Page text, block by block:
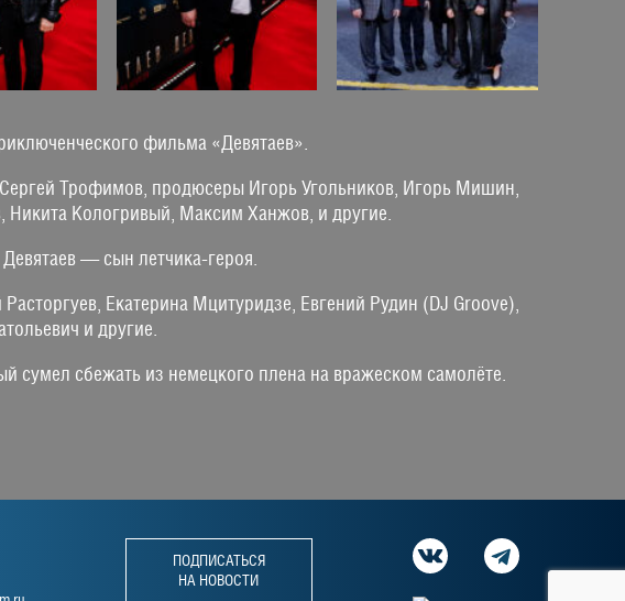
фильма «Девятаев».
Трофимов, продюсеры Игорь Угольников, Игорь Мишин,
Кологривый, Максим Ханжов, и другие.
Девятаев — сын летчика-героя.
Екатерина Мцитуридзе, Евгений Рудин (DJ Groove),
и другие.
сумел сбежать из немецкого плена на вражеском самолёте.
ПОДПИСАТЬСЯ
НА НОВОСТИ